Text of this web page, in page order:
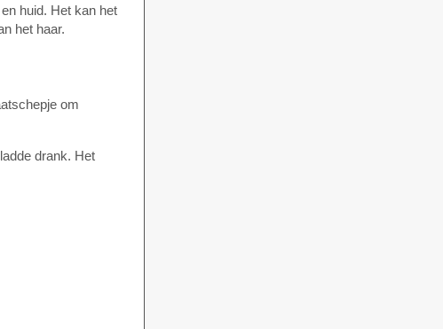
huid. Het kan het
het haar.
om
drank. Het